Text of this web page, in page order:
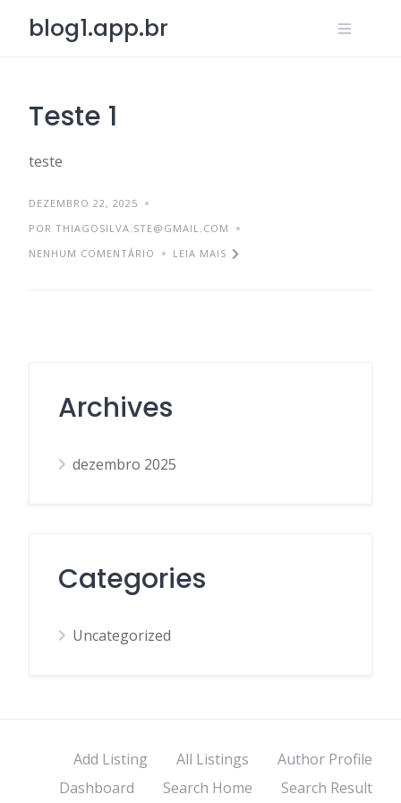
blog1.app.br
Teste 1
teste
DEZEMBRO 22, 2025
POR THIAGOSILVA.STE@GMAIL.COM
NENHUM COMENTÁRIO
LEIA MAIS
Archives
dezembro 2025
Categories
Uncategorized
Add Listing All Listings
Author Profile
Dashboard
Search Home Search Result